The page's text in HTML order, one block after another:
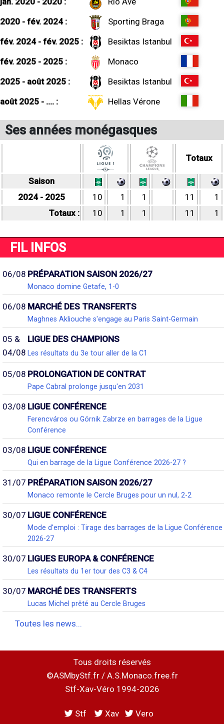
2020 - fév. 2024 :
Sporting Braga
fév. 2024 - fév. 2025 :
Besiktas Istanbul
fév. 2025 - 2025 :
Monaco
2025 - août 2025 :
Besiktas Istanbul
août 2025 - .... :
Hellas Vérone
Ses années monégasques
Totaux
Saison
2024 - 2025
10 1 1 11
1
Totaux :
10 1 1 11 1
FIL INFOS
06/08 PRÉPARATION SAISON 2026/27
Monaco domine Getafe, 1-0
06/08 MARCHÉ DES TRANSFERTS
Maghnes Akliouche s'engage au Paris Saint-Germain
05 &
04/08
LIGUE DES CHAMPIONS
Les résultats du 3e tour aller de la C1
05/08 PROLONGATION DE CONTRAT
Pape Cabral prolonge jusqu'en 2031
03/08 LIGUE CONFÉRENCE
Ferencváros ou Górnik Zabrze en barrages de la Ligue
Conférence
03/08 LIGUE CONFÉRENCE
Qui en barrage de la Ligue Conférence 2026-27 ?
31/07 PRÉPARATION SAISON 2026/27
Monaco remonte le Cercle Bruges pour un nul, 2-2
30/07 LIGUE CONFÉRENCE
Mode d'emploi : Tirage des barrages de la Ligue Conférence
2026-27
30/07 LIGUES EUROPA & CONFÉRENCE
Les résultats du 1er tour des C3 & C4
30/07 MARCHÉ DES TRANSFERTS
Lucas Michel prêté au Cercle Bruges
Toutes les news...
Tous droits réservés
©ASMbyStf.fr / A.S.Monaco.free.fr
Stf-Xav-Véro 1994-2026
Stf Xav Vero